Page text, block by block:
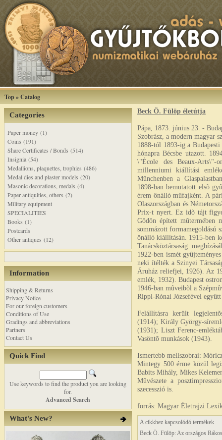
Top»Catalog
Categories
Paper money (1)
Coins (191)
Share Certificates / Bonds (514)
Insignia (54)
Medallions, plaquettes, trophies (486)
Medal dies and plaster models (20)
Masonic decorations, medals (4)
Paper antiquities, others (2)
Military equipment
SPECIALITIES
Books (1)
Postcards
Other antiques (12)
Information
Shipping & Returns
Privacy Notice
For our foreign customers
Conditions of Use
Gradings and abbreviations
Partners
Contact Us
Quick Find
Use keywords to find the product you are looking
for.
Advanced Search
What's New?
Beck Ö. Fülöp életútja
Pápa, 1873. június 23. -
Szobrász, a modern magyar
1888-tól 1893-ig a
hónapra Bécsbe utazott.
\"École des Beaux-Arts\"-
millenniumi kiállítási
Münchenben a
1898-ban bemutatott elsõ
érem önálló mûfajként. A
Olaszországban és
Prix-t nyert. Ez idõ tájt
Gödön épített mûtermében
sommázott formamegoldású
önálló kiállításán. 1915-ben
Tanácsköztársaság
1922-ben ismét
neki ítélték a Szinyei
Áruház reliefjei, 1926). Az
emlék, 1932). Budapest
1946-ban mûveibõl a
Rippl-Rónai Józsefével
Felállításra került
(1914); Király György-
(1931); Liszt Ferenc-
Vasöntõ munkások (1943).
Ismertebb mellszobrai:
Mintegy 500 érme közül
Babits Mihály, Mikes
Mûvészete a
szecesszió is.
forrás: Magyar Életrajzi
A cikkhez kapcsolódó termékek
Beck Ö. Fülöp: Az országos